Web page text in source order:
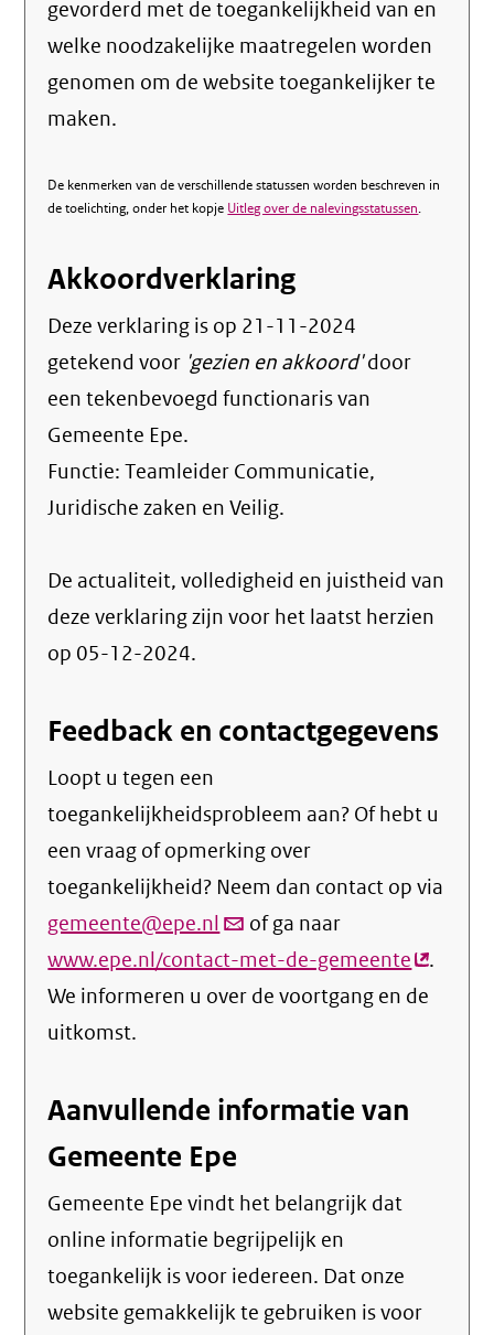
gevorderd met de toegankelijkheid van en
welke noodzakelijke maatregelen worden
genomen om de website toegankelijker te
maken.
De kenmerken van de verschillende statussen worden beschreven in
de toelichting, onder het kopje Uitleg over de nalevingsstatussen.
Akkoordverklaring
Deze verklaring is op 21-11-2024
getekend voor 'gezien en akkoord'door
een tekenbevoegd functionaris van
Gemeente Epe.
Functie:Teamleider Communicatie,
Juridische zaken en Veilig.
De actualiteit, volledigheid en juistheid van
deze verklaring zijn voor het laatst herzien
op 05-12-2024.
Feedback en contactgegevens
Loopt u tegen een
toegankelijkheidsprobleem aan? Of hebt u
een vraag of opmerking over
toegankelijkheid? Neem dan contact op via
gemeente@epe.nl (link
verstuurt
email)
of ga naar
www.epe.nl/contact-met-de-gemeente(externe
link)
.
We informeren u over de voortgang en de
uitkomst.
Aanvullende informatie van
Gemeente Epe
Gemeente Epe vindt het belangrijk dat
online informatie begrijpelijk en
toegankelijk is voor iedereen. Dat onze
website gemakkelijk te gebruiken is voor